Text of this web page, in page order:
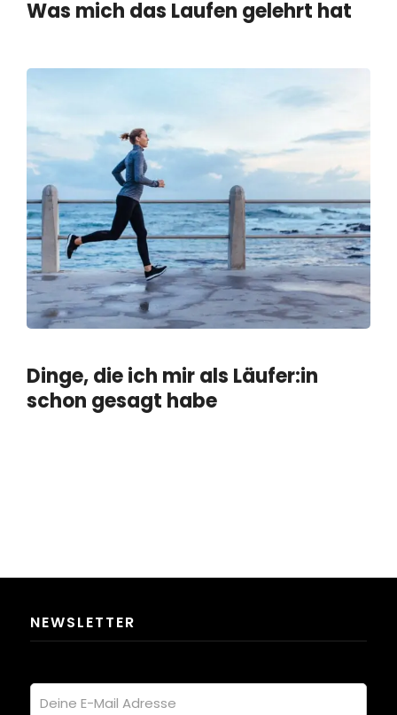
Was mich das Laufen gelehrt hat
Dinge, die ich mir als Läufer:in
schon gesagt habe
NEWSLETTER